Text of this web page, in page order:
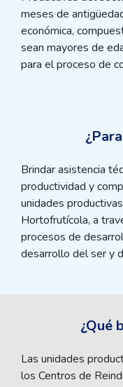
meses de
económica,
sean mayores de
para el proceso de
Brindar asistencia
productividad y
unidades
Hortofrutícola, a
procesos de
desarrollo del ser y
¿Qué
Las unidades
los Centros de